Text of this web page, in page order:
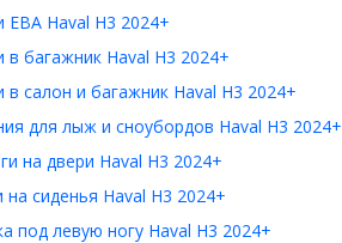
ЕВА Haval H3 2024+
в багажник Haval H3 2024+
в салон и багажник Haval H3 2024+
для лыж и сноубордов Haval H3 2024+
на двери Haval H3 2024+
на сиденья Haval H3 2024+
под левую ногу Haval H3 2024+